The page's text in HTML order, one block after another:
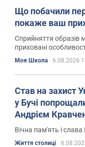
Що побачили
покаже ваш
Сприйняття образів
приховані
Моя Школа 6.08.2026
Став на захист
у Бучі
Андрієм
Вічна пам'ять і
Життя столиці